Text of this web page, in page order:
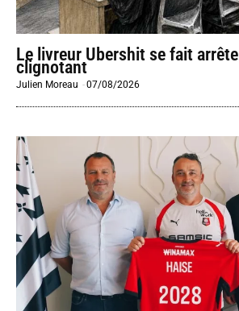
Le livreur Ubershit se fait
clignotant
Julien Moreau -07/08/2026